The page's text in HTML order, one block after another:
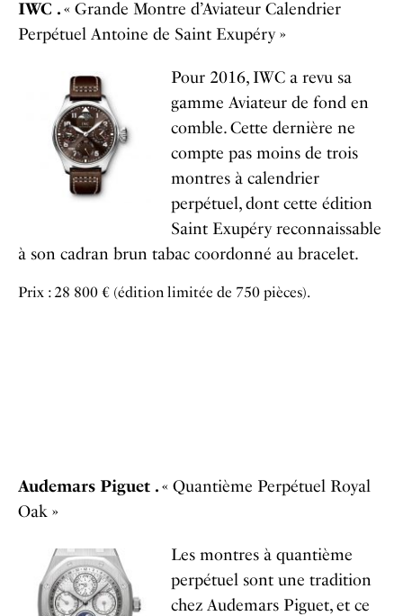
IWC .« Grande Montre d’Aviateur Calendrier
Perpétuel Antoine de Saint Exupéry »
Pour 2016, IWC a revu sa
gamme Aviateur de fond en
comble. Cette dernière ne
compte pas moins de trois
montres à calendrier
perpétuel, dont cette édition
Saint Exupéry reconnaissable
à son cadran brun tabac coordonné au bracelet.
Prix : 28 800 € (édition limitée de 750 pièces).
Audemars Piguet .« Quantième Perpétuel Royal
Oak »
Les montres à quantième
perpétuel sont une tradition
chez Audemars Piguet, et ce